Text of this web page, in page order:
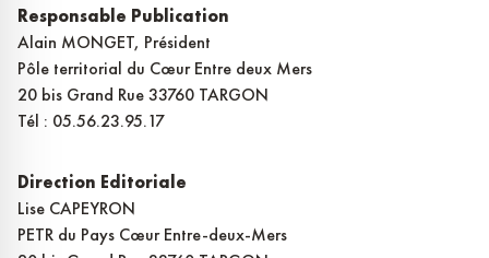
Responsable Publication
Alain MONGET, Président
Pôle territorial du Cœur Entre deux Mers
20 bis Grand Rue 33760 TARGON
Tél : 05.56.23.95.17
Direction Editoriale
Lise CAPEYRON
PETR du Pays Cœur Entre-deux-Mers